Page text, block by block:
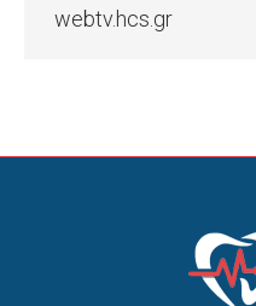
webtv.hcs.gr